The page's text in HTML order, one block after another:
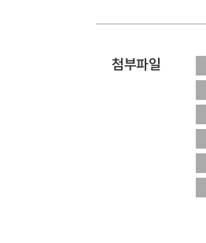
첨부파일